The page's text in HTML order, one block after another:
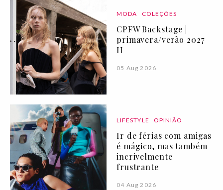
MODA COLEÇÕES
CPFW Backstage |
primavera/verão 2027
II
05 Aug 2026
LIFESTYLE OPINIÃO
Ir de férias com amigas
é mágico, mas também
incrivelmente
frustrante
04 Aug 2026